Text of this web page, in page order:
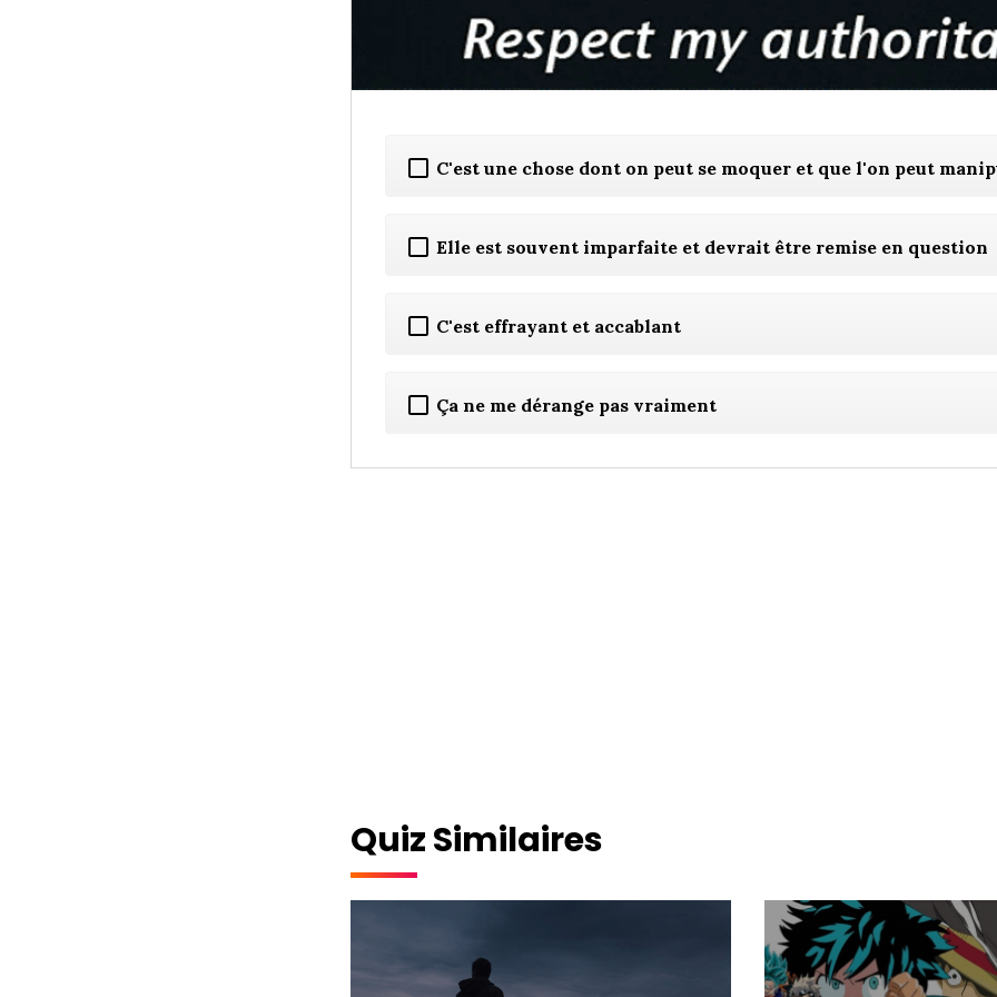
C'est une chose dont on peut se moquer et que l'on peut
Elle est souvent imparfaite et devrait être remise en question
C'est effrayant et accablant
Ça ne me dérange pas vraiment
Quiz Similaires